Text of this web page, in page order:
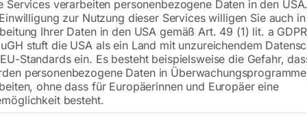
€ 33,00
inkl. MwSt. zzgl.Versandkosten
Lieferzeit:ca. 2 - 3 Tage
Services verarbeiten personenbezogene Daten in den
zur Nutzung dieser Services willigen Sie auch
Ihrer Daten in den USA gemäß Art. 49 (1) lit. a
stuft die USA als ein Land mit unzureichendem
Standards ein. Es besteht beispielsweise die Gefahr,
personenbezogene Daten in
ohne dass für Europäerinnen und Europäer eine
besteht.